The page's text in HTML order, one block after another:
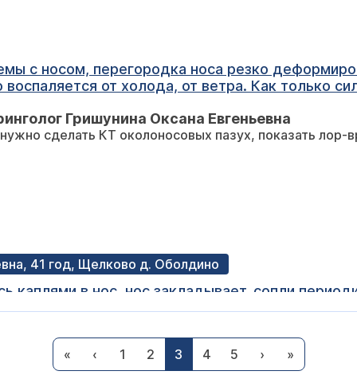
с носом, перегородка носа резко
от холода, от ветра. Как только
Что
Гришунина Оксана Евгеньевна
сделать КТ околоносовых пазух, показать лор-
41 год, Щелково д. Оболдино
каплями в нос, нос закладывает, сопли
в редких случаях, после высмаркивания могу
добрый день, Вам необходимо записаться на прием к
о курсе лечения.
« ‹ 1 2 3 4 5 › »